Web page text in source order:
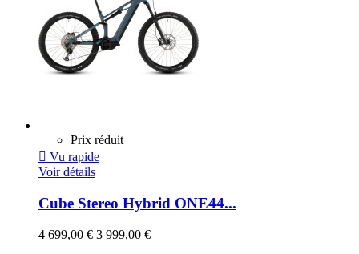
Prix réduit
 Vu rapide
Voir détails
Cube Stereo Hybrid ONE44...
4 699,00 € 3 999,00 €